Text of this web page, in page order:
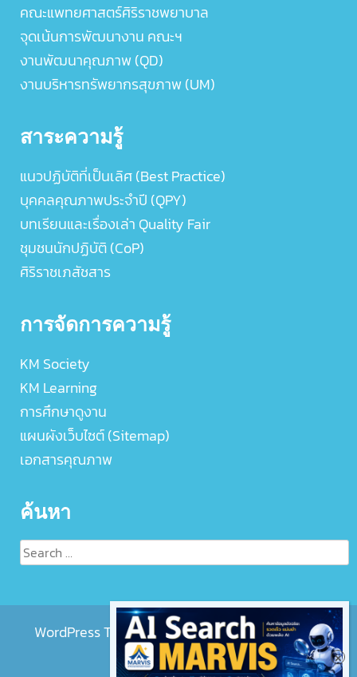
คณะแพทยศาสตร์ศิริราชพยาบาล
จุดเน้นการพัฒนางาน คณะฯ
งานพัฒนาคุณภาพ (QD)
งานบริหารทรัพยากรสุขภาพ (UM)
สาระความรู้
แนวปฏิบัติที่เป็นเลิศ (Best Practice)
บุคคลคุณภาพประจำปี (QPY)
บทเรียนและเรื่องเล่า Quality Fair
ชุมชนนักปฏิบัติ (CoP)
ศิริราชเภสัชสาร
การจัดการความรู้
KM Society
KM Learning
การศึกษาดูงาน
แผนผังเว็บไซต์ (Sitemap)
เอกสารคุณภาพ
ค้นหา
Search
for:
WordPress Theme :EightMedi Liteby 8Degree
Themes